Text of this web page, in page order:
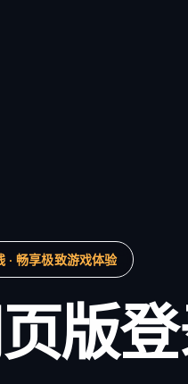
· 畅享极致游戏体验
版